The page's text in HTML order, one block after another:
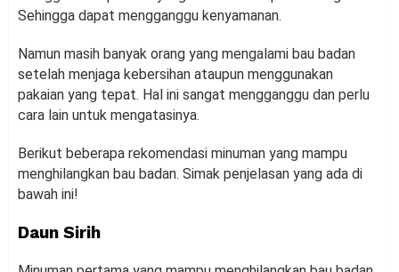
Sehingga dapat mengganggu kenyamanan.
Namun masih banyak orang yang mengalami bau badan
setelah menjaga kebersihan ataupun menggunakan
pakaian yang tepat. Hal ini sangat mengganggu dan perlu
cara lain untuk mengatasinya.
Berikut beberapa rekomendasi minuman yang mampu
menghilangkan bau badan. Simak penjelasan yang ada di
bawah ini!
Daun Sirih